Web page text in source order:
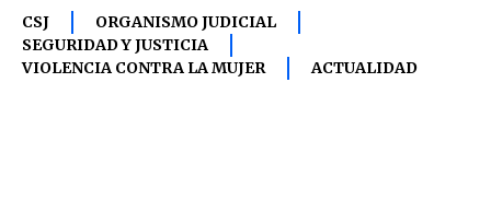
CSJ
ORGANISMO JUDICIAL
SEGURIDAD Y JUSTICIA
VIOLENCIA CONTRA LA MUJER
ACTUALIDAD